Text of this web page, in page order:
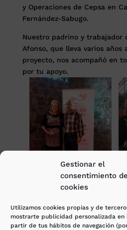
Gestionar el
consentimiento
cookies
Utilizamos cookies propias y de
mostrarte publicidad personalizada
partir de tus hábitos de navegación
y Operaciones de Cepsa en
Fernández-Sabugo.
Nuestro padrino y trabajador
Afonso, que lleva varios años
proyecto, nos acompañó en
por tu apoyo.